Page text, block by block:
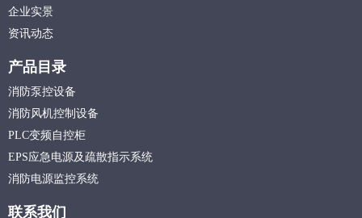
企业实景
资讯动态
产品目录
消防泵控设备
消防风机控制设备
PLC变频自控柜
EPS应急电源及疏散指示系统
消防电源监控系统
联系我们